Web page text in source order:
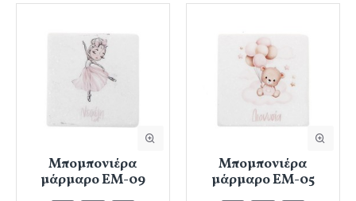
Μπομπονιέρα
μάρμαρο ΕΜ-09
Μπομπονιέρα
μάρμαρο ΕΜ-05